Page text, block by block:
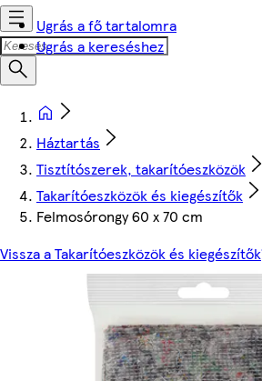
Ugrás a fő tartalomra
Ugrás a kereséshez
Háztartás
Tisztítószerek, takarítóeszközök
Takarítóeszközök és kiegészítők
Felmosórongy 60 x 70 cm
Vissza a Takarítóeszközök és kiegészítők